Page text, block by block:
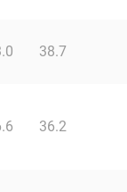
38.7
36.2